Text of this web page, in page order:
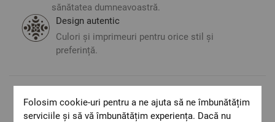
sănătatea dumneavoastră.
Design autentic
Culori și imprimeuri pentru orice stil și
preferință.
Optiuni de a combina
Folosim cookie-uri pentru a ne ajuta să ne îmbunătățim
serviciile și să vă îmbunătățim experiența. Dacă nu